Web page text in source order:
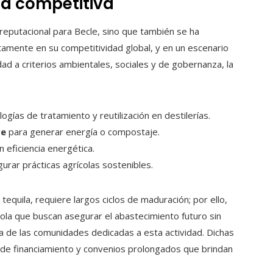
para Becle, sino que también se ha
en su competitividad global, y en un escenario
a criterios ambientales, sociales y de gobernanza, la
de tratamiento y reutilización en destilerías.
para generar energía o compostaje.
energética.
prácticas agrícolas sostenibles.
requiere largos ciclos de maduración; por ello,
que buscan asegurar el abastecimiento futuro sin
las comunidades dedicadas a esta actividad. Dichas
financiamiento y convenios prolongados que brindan